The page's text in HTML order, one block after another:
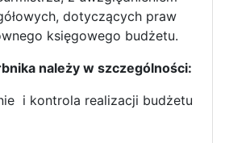
dotyczących praw
księgowego budżetu.
należy w szczególności:
i kontrola realizacji budżetu